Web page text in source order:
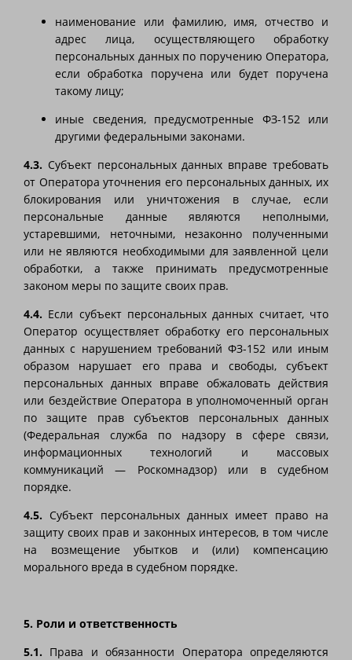
наименование или фамилию, имя, отчество и
адрес лица, осуществляющего обработку
персональных данных по поручению Оператора,
если обработка поручена или будет поручена
такому лицу;
иные сведения, предусмотренные ФЗ-152 или
другими федеральными законами.
4.3. Субъект персональных данных вправе требовать
от Оператора уточнения его персональных данных, их
блокирования или уничтожения в случае, если
персональные данные являются неполными,
устаревшими, неточными, незаконно полученными
или не являются необходимыми для заявленной цели
обработки, а также принимать предусмотренные
законом меры по защите своих прав.
4.4. Если субъект персональных данных считает, что
Оператор осуществляет обработку его персональных
данных с нарушением требований ФЗ-152 или иным
образом нарушает его права и свободы, субъект
персональных данных вправе обжаловать действия
или бездействие Оператора в уполномоченный орган
по защите прав субъектов персональных данных
(Федеральная служба по надзору в сфере связи,
информационных технологий и массовых
коммуникаций — Роскомнадзор) или в судебном
порядке.
4.5. Субъект персональных данных имеет право на
защиту своих прав и законных интересов, в том числе
на возмещение убытков и (или) компенсацию
морального вреда в судебном порядке.
5. Роли и ответственность
5.1. Права и обязанности Оператора определяются